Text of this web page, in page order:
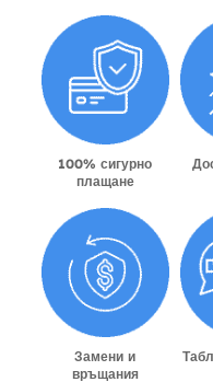
100% сигурно
плащане
Замени и
връщания